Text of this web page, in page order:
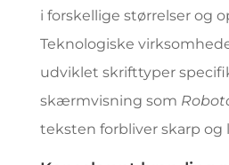
i forskellige størrelser og
Teknologiske
udviklet skrifttyper
skærmvisning som
teksten forbliver skarp